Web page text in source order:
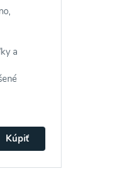
a
Kúpiť